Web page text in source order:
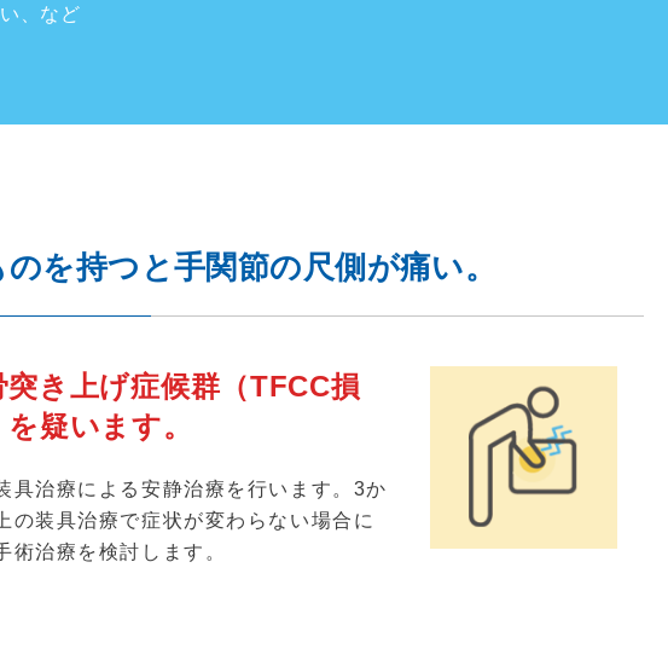
、など
を持つと手関節の尺側が痛い。
突き上げ症候群（TFCC損
疑います。
具治療による安静治療を行います。 3か
の装具治療で症状が変わらない場合に
術治療を検討します。